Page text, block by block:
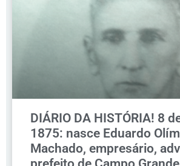
DIÁRIO DA HISTÓRIA! 8
1875: nasce Eduardo
Machado, empresário,